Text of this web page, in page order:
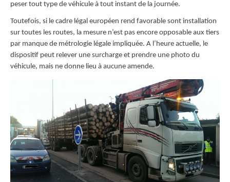
peser tout type de véhicule à tout instant de la journée.
Toutefois, si le cadre légal européen rend favorable sont installation
sur toutes les routes, la mesure n’est pas encore opposable aux tiers
par manque de métrologie légale impliquée. A l’heure actuelle, le
dispositif peut relever une surcharge et prendre une photo du
véhicule, mais ne donne lieu à aucune amende.